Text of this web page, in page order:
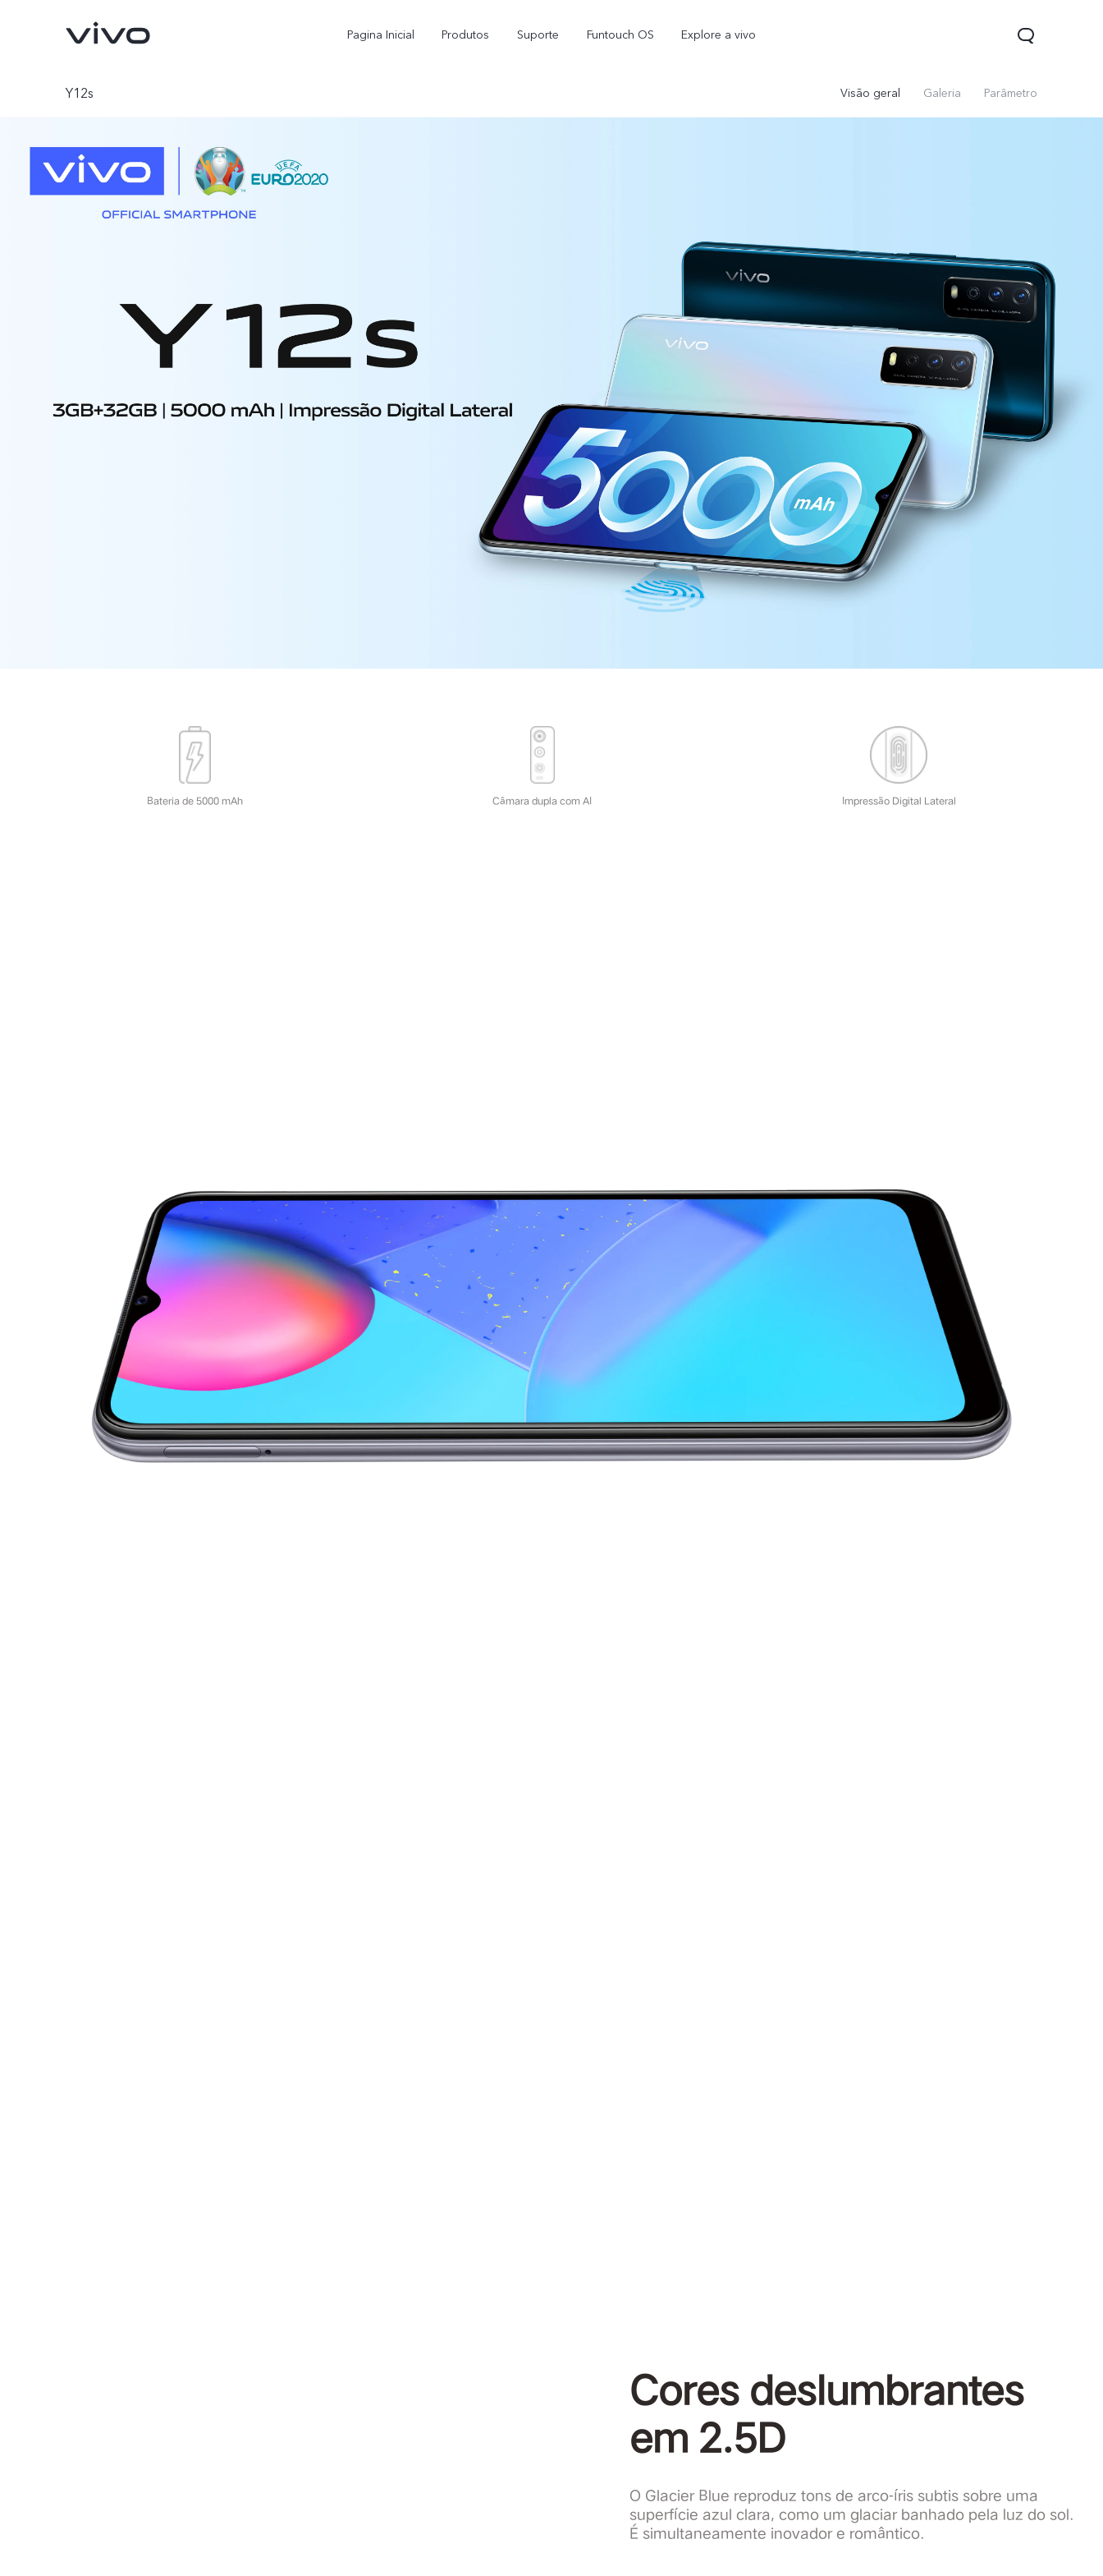
Pagina Inicial Produtos Suporte Funtouch OS Explore a vivo
Y12s Visão geral Galeria Parâmetro
Bateria de 5000 mAh Câmara dupla com AI Impressão Digital Lateral
Cores deslumbrantes
em 2.5D
O Glacier Blue reproduz tons de arco-íris subtis sobre uma
superfície azul clara, como um glaciar banhado pela luz do sol.
É simultaneamente inovador e romântico.